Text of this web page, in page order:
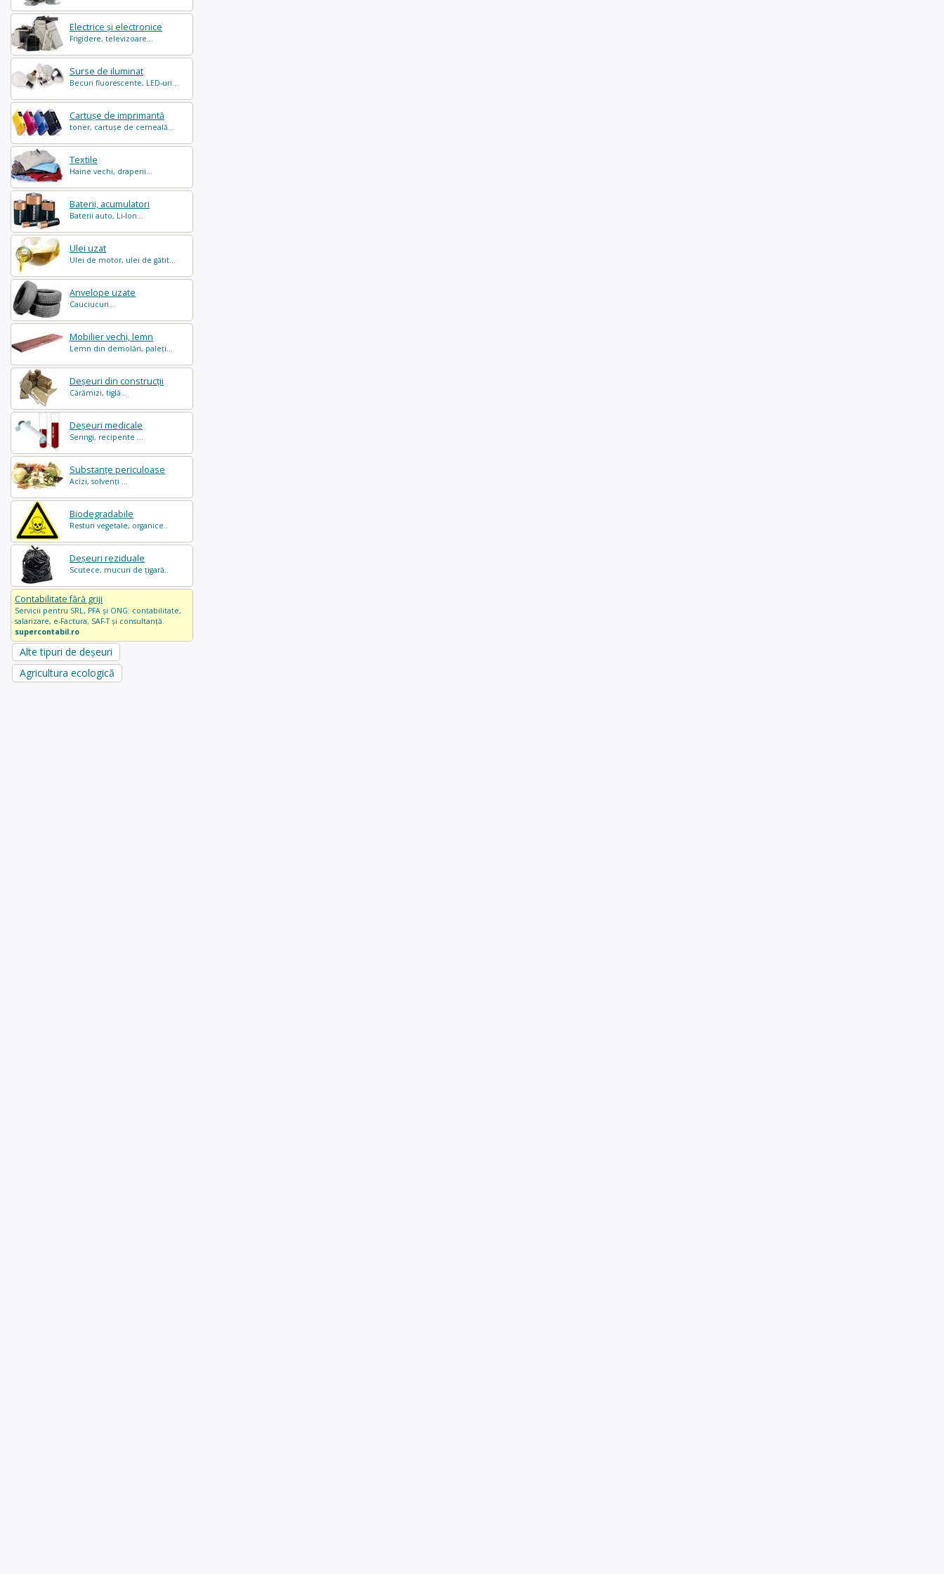
Electrice și electronice
Frigidere, televizoare...
Surse de iluminat
Becuri fluorescente, LED-uri...
Cartușe de imprimantă
toner, cartușe de cerneală...
Textile
Haine vechi, draperii...
Baterii, acumulatori
Baterii auto, Li-Ion...
Ulei uzat
Ulei de motor, ulei de gătit...
Anvelope uzate
Cauciucuri...
Mobilier vechi, lemn
Lemn din demolări, paleți...
Deșeuri din construcții
Cărămizi, tiglă...
Deșeuri medicale
Seringi, recipente ...
Substanțe periculoase
Acizi, solvenți ...
Biodegradabile
Resturi vegetale, organice..
Deșeuri reziduale
Scutece, mucuri de țigară..
Contabilitate fără griji
Servicii pentru SRL, PFA și ONG: contabilitate,
salarizare, e-Factura, SAF-T și consultanță.
supercontabil.ro
Alte tipuri de deșeuri
Agricultura ecologică